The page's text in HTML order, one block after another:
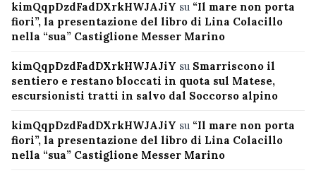
kimQqpDzdFadDXrkHWJAJiY su “Il mare non porta
fiori”, la presentazione del libro di Lina Colacillo
nella “sua” Castiglione Messer Marino
kimQqpDzdFadDXrkHWJAJiY su Smarriscono il
sentiero e restano bloccati in quota sul Matese,
escursionisti tratti in salvo dal Soccorso alpino
kimQqpDzdFadDXrkHWJAJiY su “Il mare non porta
fiori”, la presentazione del libro di Lina Colacillo
nella “sua” Castiglione Messer Marino